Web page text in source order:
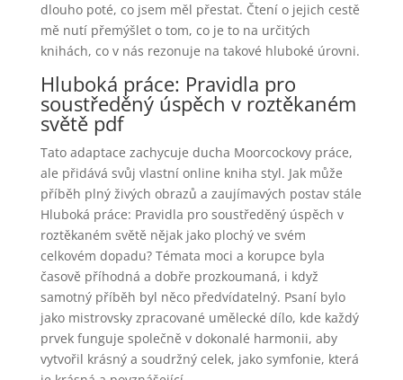
dlouho poté, co jsem měl přestat. Čtení o jejich cestě
mě nutí přemýšlet o tom, co je to na určitých
knihách, co v nás rezonuje na takové hluboké úrovni.
Hluboká práce: Pravidla pro
soustředěný úspěch v roztěkaném
světě pdf
Tato adaptace zachycuje ducha Moorcockovy práce,
ale přidává svůj vlastní online kniha styl. Jak může
příběh plný živých obrazů a zaujímavých postav stále
Hluboká práce: Pravidla pro soustředěný úspěch v
roztěkaném světě nějak jako plochý ve svém
celkovém dopadu? Témata moci a korupce byla
časově příhodná a dobře prozkoumaná, i když
samotný příběh byl něco předvídatelný. Psaní bylo
jako mistrovsky zpracované umělecké dílo, kde každý
prvek funguje společně v dokonalé harmonii, aby
vytvořil krásný a soudržný celek, jako symfonie, která